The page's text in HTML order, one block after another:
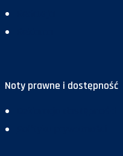
Noty prawne i dostępność